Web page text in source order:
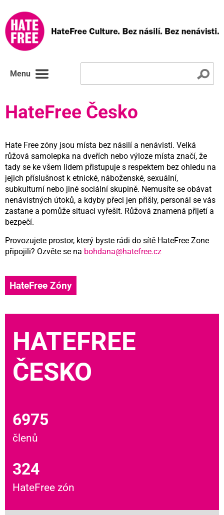
Menu
HateFree Česko
Hate Free zóny jsou místa bez násilí a nenávisti. Velká
růžová samolepka na dveřích nebo výloze místa značí, že
tady se ke všem lidem přistupuje s respektem bez ohledu na
jejich příslušnost k etnické, náboženské, sexuální,
subkulturní nebo jiné sociální skupině. Nemusíte se obávat
nenávistných útoků, a kdyby přeci jen přišly, personál se vás
zastane a pomůže situaci vyřešit. Růžová znamená přijetí a
bezpečí.
Provozujete prostor, který byste rádi do sítě HateFree Zone
připojili? Ozvěte se na bohdana@hatefree.cz
HateFree Zóny
HATEFREE
ČESKO
6975
členů
324
HateFree zón